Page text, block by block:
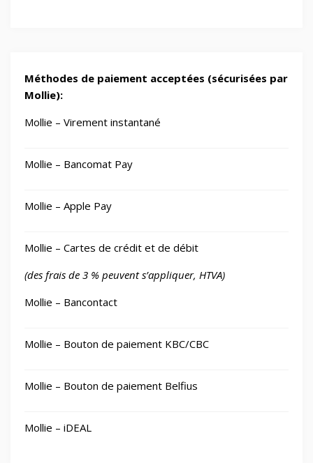
Méthodes de paiement acceptées (sécurisées par
Mollie):
Mollie – Virement instantané
Mollie – Bancomat Pay
Mollie – Apple Pay
Mollie – Cartes de crédit et de débit
(des frais de 3 % peuvent s’appliquer, HTVA)
Mollie – Bancontact
Mollie – Bouton de paiement KBC/CBC
Mollie – Bouton de paiement Belfius
Mollie – iDEAL